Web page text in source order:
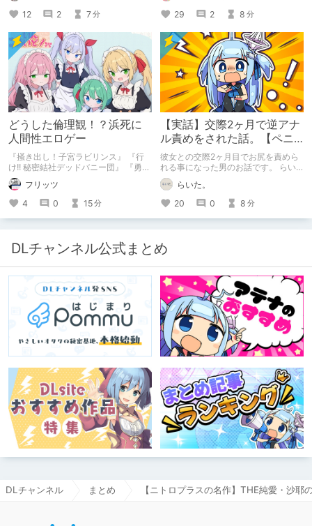
12
2 7分
29
2 8 分
どうした倫理観！？浜死に
人間性エロゲー
『掻き出し！子宮ラビリンス』 『行
け!! 秘密結社デッドバニー団』 『勇者
ミアとツンツン猫サキュバス ~それで
も勇者はコロせない!~』 『めいどいん
めいど！』 本記事はねくすとテーマ
「人に薦めづらいけど好きな作
品」”ではない”です。 好きだったら人
フリッツ
4
0 15分
【実話】交際2ヶ月で逆アナ
ル責めをされた話。【ペニ
バン】
彼女との交際2ヶ月目でお尻を責めら
れる事になった男のお話です。 らい
た。のエチエチ体験談#2【逆アナ
ル】 らいた。
20
0 8 分
DLチャンネル公式まとめ
DLチャンネル まとめ 【ニトロプラスの名作】THE純愛・沙耶